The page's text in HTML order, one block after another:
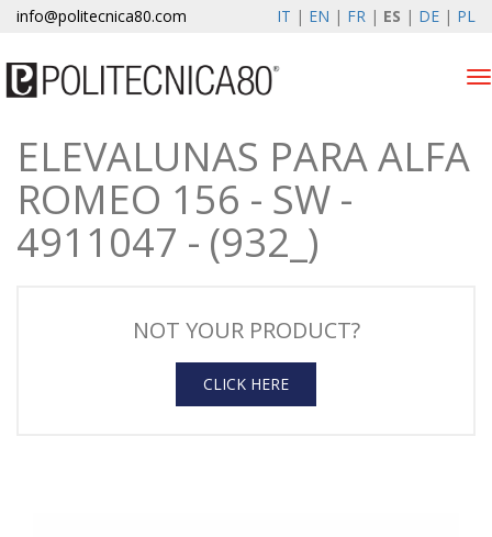
info@politecnica80.com IT | EN | FR | ES | DE | PL
giovedì 6 agosto 2026
Productos
Registro de la garantía
Noticias y Eventos
contactos
ELEVALUNAS PARA ALFA
ROMEO 156 - SW -
4911047 - (932_)
NOT YOUR PRODUCT?
CLICK HERE